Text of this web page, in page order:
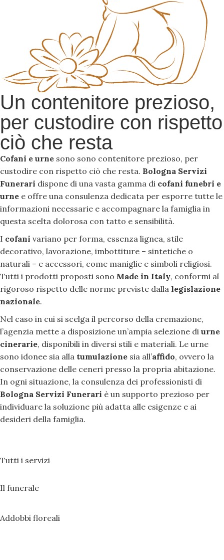
Un contenitore prezioso,
per custodire con rispetto
ciò che resta
Cofani e urne sono sono contenitore prezioso, per
custodire con rispetto ciò che resta. Bologna Servizi
Funerari dispone di una vasta gamma di cofani funebri e
urne e offre una consulenza dedicata per esporre tutte le
informazioni necessarie e accompagnare la famiglia in
questa scelta dolorosa con tatto e sensibilità.
I cofani variano per forma, essenza lignea, stile
decorativo, lavorazione, imbottiture – sintetiche o
naturali – e accessori, come maniglie e simboli religiosi.
Tutti i prodotti proposti sono Made in Italy, conformi al
rigoroso rispetto delle norme previste dalla legislazione
nazionale.
Nel caso in cui si scelga il percorso della cremazione,
l’agenzia mette a disposizione un’ampia selezione di urne
cinerarie, disponibili in diversi stili e materiali. Le urne
sono idonee sia alla tumulazione sia all’affido, ovvero la
conservazione delle ceneri presso la propria abitazione.
In ogni situazione, la consulenza dei professionisti di
Bologna Servizi Funerari è un supporto prezioso per
individuare la soluzione più adatta alle esigenze e ai
desideri della famiglia.
Tutti i servizi
Il funerale
Addobbi floreali